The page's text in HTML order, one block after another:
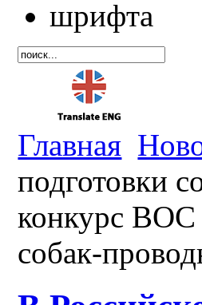
Главная
подготовки
конкурс ВОС
собак-